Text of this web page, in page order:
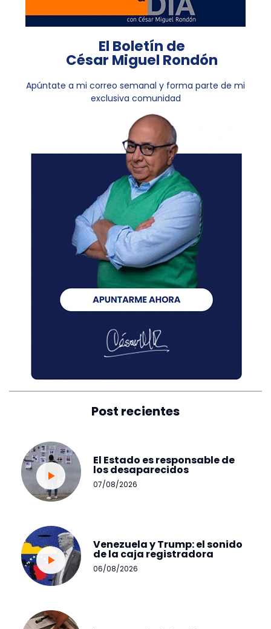
El Boletín de
César Miguel Rondón
Apúntate a mi correo semanal y forma parte de mi
exclusiva comunidad
Post recientes
El Estado es responsable de
los desaparecidos
07/08/2026
Venezuela y Trump: el sonido
de la caja registradora
06/08/2026